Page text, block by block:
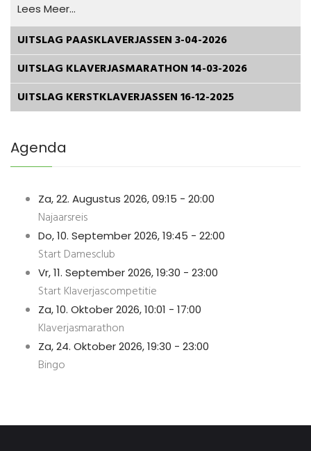
Lees Meer...
UITSLAG PAASKLAVERJASSEN 3-04-2026
UITSLAG KLAVERJASMARATHON 14-03-2026
UITSLAG KERSTKLAVERJASSEN 16-12-2025
Agenda
Za, 22. Augustus 2026,09:15 - 20:00
Najaarsreis
Do, 10. September 2026,19:45 - 22:00
Start Damesclub
Vr, 11. September 2026,19:30 - 23:00
Start Klaverjascompetitie
Za, 10. Oktober 2026,10:01 - 17:00
Klaverjasmarathon
Za, 24. Oktober 2026,19:30 - 23:00
Bingo